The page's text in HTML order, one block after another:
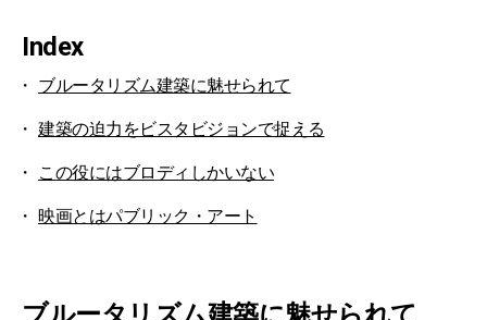
Index
ブルータリズム建築に魅せられて
建築の迫力をビスタビジョンで捉える
この役にはブロディしかいない
映画とはパブリック・アート